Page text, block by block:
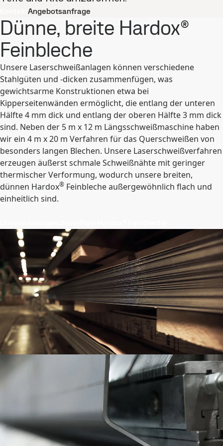
Angebotsanfrage
Dünne, breite Hardox®
Feinbleche
Unsere Laserschweißanlagen können verschiedene
Stahlgüten und -dicken zusammenfügen, was
gewichtsarme Konstruktionen etwa bei
Kipperseitenwänden ermöglicht, die entlang der unteren
Hälfte 4 mm dick und entlang der oberen Hälfte 3 mm dick
sind. Neben der 5 m x 12 m Längsschweißmaschine haben
wir ein 4 m x 20 m Verfahren für das Querschweißen von
besonders langen Blechen. Unsere Laserschweißverfahren
erzeugen äußerst schmale Schweißnähte mit geringer
thermischer Verformung, wodurch unsere breiten,
dünnen Hardox® Feinbleche außergewöhnlich flach und
einheitlich sind.